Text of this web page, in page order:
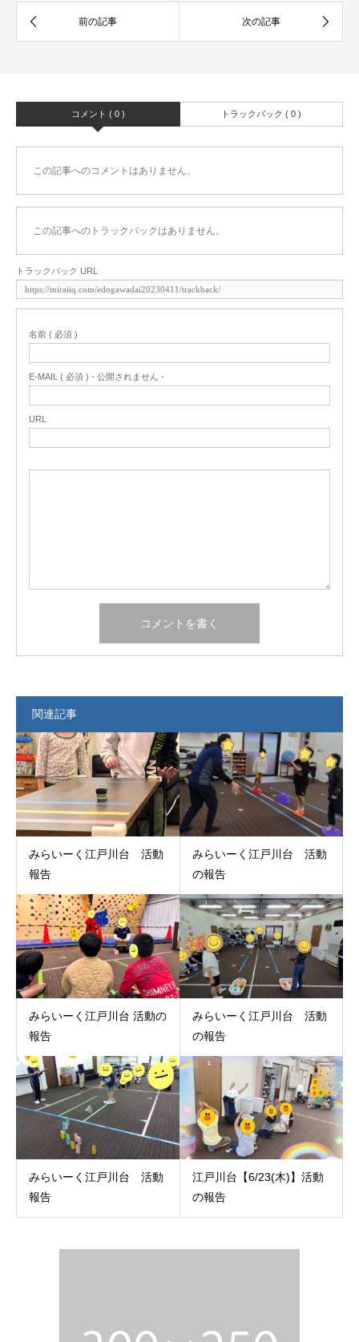
コメント ( 0 ) トラックバック ( 0 )
この記事へのコメントはありません。
この記事へのトラックバックはありません。
トラックバック URL
名前 ( 必須 )
E-MAIL ( 必須 ) - 公開されません -
URL
関連記事
みらいーく江戸川台 活動
報告
みらいーく江戸川台 活動
の報告
みらいーく江戸川台 活動の
報告
みらいーく江戸川台 活動
の報告
みらいーく江戸川台 活動
報告
江戸川台【6/23(木)】活動
の報告